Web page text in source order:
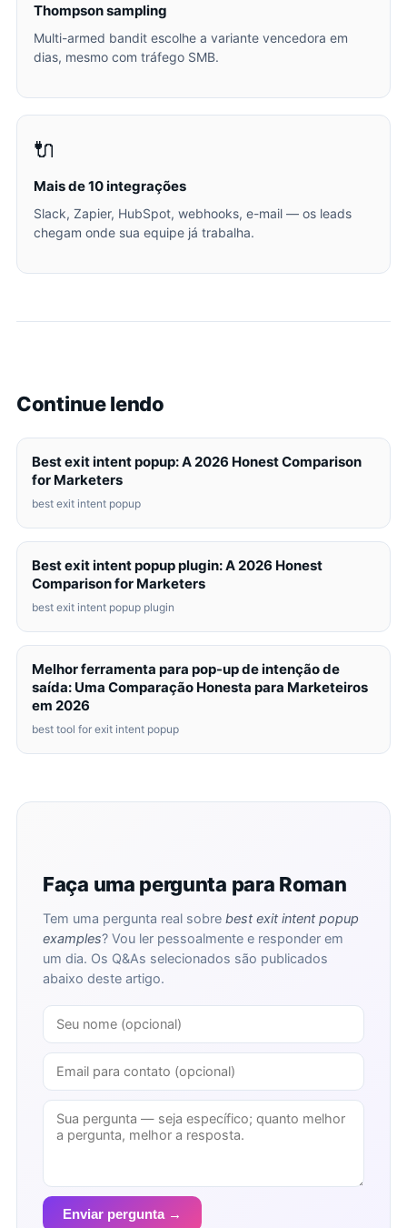
Thompson sampling
Multi-armed bandit escolhe a variante vencedora em
dias, mesmo com tráfego SMB.
🔌
Mais de 10 integrações
Slack, Zapier, HubSpot, webhooks, e-mail — os leads
chegam onde sua equipe já trabalha.
Continue lendo
Best exit intent popup: A 2026 Honest Comparison
for Marketers
best exit intent popup
Best exit intent popup plugin: A 2026 Honest
Comparison for Marketers
best exit intent popup plugin
Melhor ferramenta para pop-up de intenção de
saída: Uma Comparação Honesta para Marketeiros
em 2026
best tool for exit intent popup
Faça uma pergunta para Roman
Tem uma pergunta real sobre best exit intent popup
examples? Vou ler pessoalmente e responder em
um dia. Os Q&As selecionados são publicados
abaixo deste artigo.
Enviar pergunta →